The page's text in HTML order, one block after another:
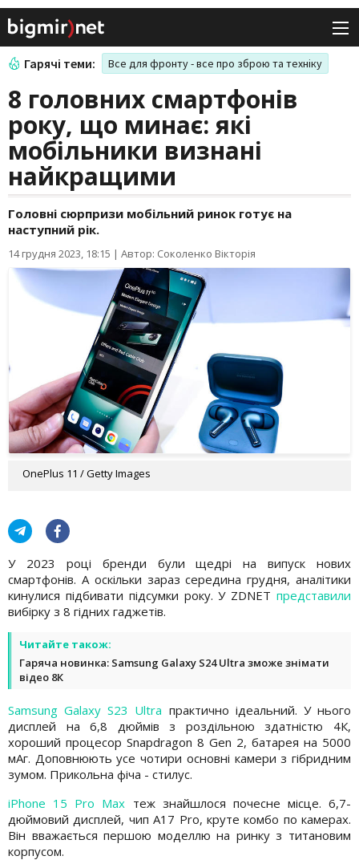
Гарячі теми: Все для фронту - все про зброю та техніку
8 головних смартфонів
року, що минає: які
мобільники визнані
найкращими
Головні сюрпризи мобільний ринок готує на
наступний рік.
14 грудня 2023, 18:15 | Автор: Соколенко Вікторія
OnePlus 11 / Getty Images
У 2023 році бренди були щедрі на випуск нових
смартфонів. А оскільки зараз середина грудня, аналітики
кинулися підбивати підсумки року. У ZDNET представили
вибірку з 8 гідних гаджетів.
Читайте також:
Гаряча новинка: Samsung Galaxy S24 Ultra зможе знімати
відео 8К
Samsung Galaxy S23 Ultra практично ідеальний. У нього
дисплей на 6,8 дюймів з роздільною здатністю 4К,
хороший процесор Snapdragon 8 Gen 2, батарея на 5000
мАг. Доповнюють усе чотири основні камери з гібридним
зумом. Прикольна фіча - стилус.
iPhone 15 Pro Max теж знайшлося почесне місце. 6,7-
дюймовий дисплей, чип A17 Pro, круте комбо по камерах.
Він вважається першою моделлю на ринку з титановим
корпусом.